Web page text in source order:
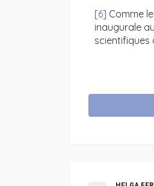
[6] Comme
inaugurale
scientifiques